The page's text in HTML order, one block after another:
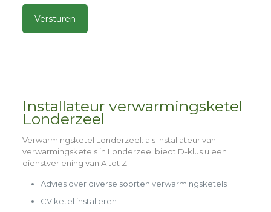
Installateur verwarmingsketel
Londerzeel
Verwarmingsketel Londerzeel: als installateur van
verwarmingsketels in Londerzeel biedt D-klus u een
dienstverlening van A tot Z:
Advies over diverse soorten verwarmingsketels
CV ketel installeren